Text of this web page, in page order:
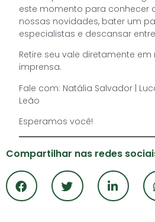
este momento para conhecer
nossas novidades, bater um
especialistas e descansar
Retire seu vale diretamente
imprensa.
Fale com: Natália Salvador |
Leão
Esperamos você!
Compartilhar nas redes